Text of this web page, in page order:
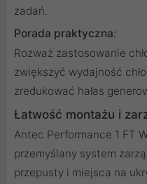
zadań.
Porada praktyczna:
Rozważ zastosowanie
zwiększyć wydajność
zredukować hałas
Łatwość montażu i
Antec Performance 1 FT
przemyślany system
przepusty i miejsca na